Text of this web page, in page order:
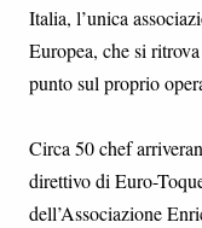
Italia, l’unica
Europea, che si
punto sul proprio
Circa 50 chef
direttivo di Euro-
dell’Associazione